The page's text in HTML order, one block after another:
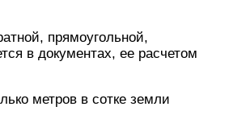
прямоугольной,
в документах, ее расчетом
метров в сотке земли